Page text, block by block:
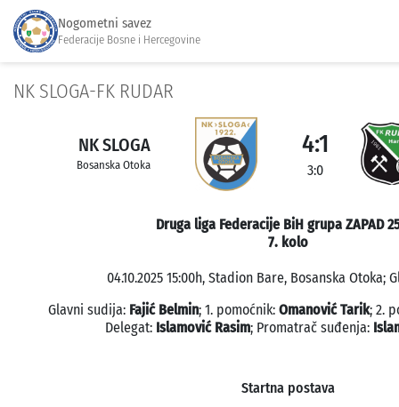
Nogometni savez
Federacije Bosne i Hercegovine
NK SLOGA-FK RUDAR
NK SLOGA
Bosanska Otoka
4:1
3:0
Druga liga Federacije BiH grupa ZAPAD
7. kolo
04.10.2025 15:00h, Stadion Bare, Bosanska Otoka;
Glavni sudija: Fajić Belmin; 1. pomoćnik: Omanović Tarik; 2.
Delegat: Islamović Rasim; Promatrač suđenja:
Startna postava